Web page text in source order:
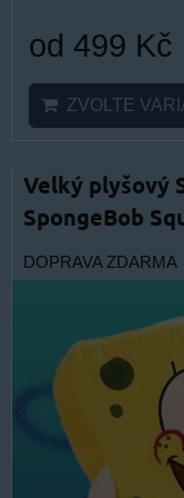
od 499 Kč
ZVOLTE
Velký plyšový
SpongeBob
DOPRAVA ZDARMA